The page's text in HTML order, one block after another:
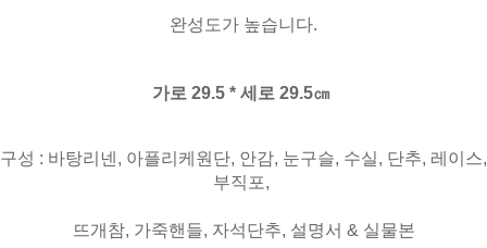
완성도가 높습니다.
가로 29.5 * 세로 29.5㎝
구성 : 바탕리넨, 아플리케원단, 안감, 눈구슬, 수실, 단추, 레이스,
부직포,
뜨개참, 가죽핸들, 자석단추, 설명서 & 실물본